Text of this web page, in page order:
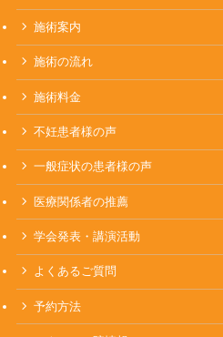
施術案内
施術の流れ
施術料金
不妊患者様の声
一般症状の患者様の声
医療関係者の推薦
学会発表・講演活動
よくあるご質問
予約方法